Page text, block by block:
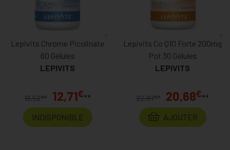
Lepivits Chrome Picolinate
60 Gélules
LEPIVITS
13,52€* 12,71€**
INDISPONIBLE
Lepivits Co Q10 Forte 200mg
Pot 30 Gélules
LEPIVITS
22,87€* 20,68€**
AJOUTER